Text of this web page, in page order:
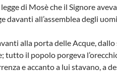
di Mosè che il Signore
davanti all’assemblea degli
alla porta delle Acque,
tutto il popolo porgeva
e accanto a lui stavano, a